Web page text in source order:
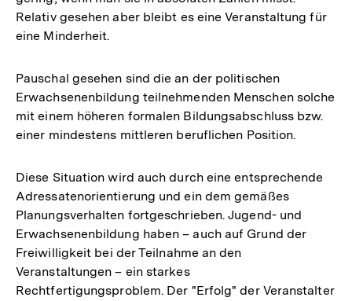
Relativ gesehen aber bleibt es eine Veranstaltung für
eine Minderheit.
Pauschal gesehen sind die an der politischen
Erwachsenenbildung teilnehmenden Menschen solche
mit einem höheren formalen Bildungsabschluss bzw.
einer mindestens mittleren beruflichen Position.
Diese Situation wird auch durch eine entsprechende
Adressatenorientierung und ein dem gemäßes
Planungsverhalten fortgeschrieben. Jugend- und
Erwachsenenbildung haben – auch auf Grund der
Freiwilligkeit bei der Teilnahme an den
Veranstaltungen – ein starkes
Rechtfertigungsproblem. Der "Erfolg" der Veranstalter